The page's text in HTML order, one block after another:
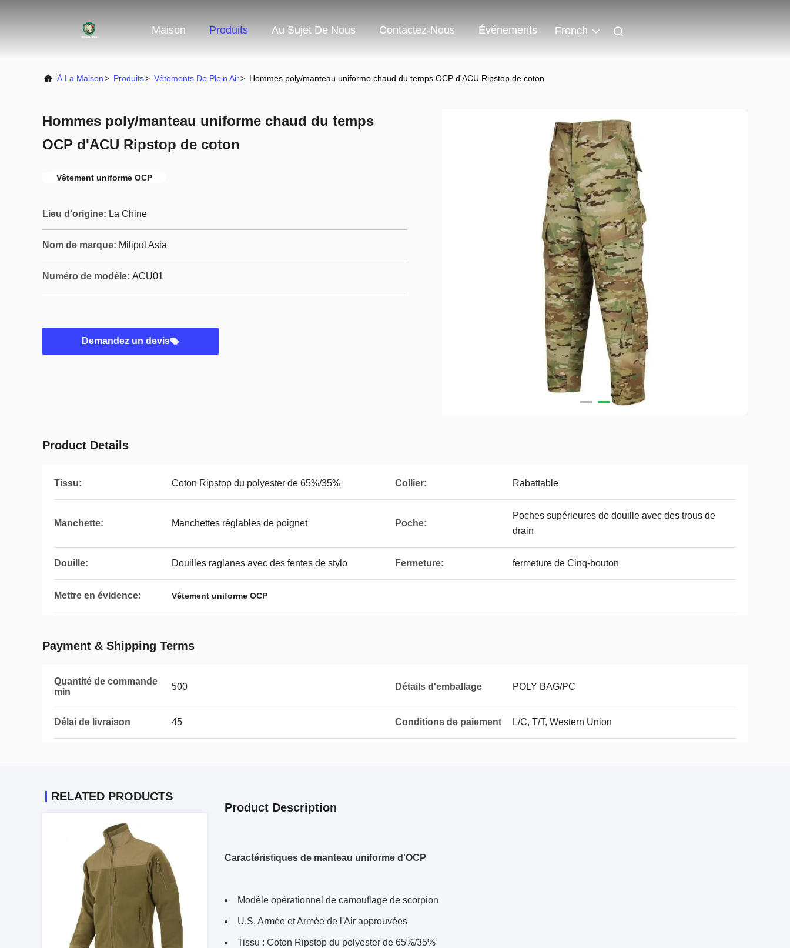
Maison Produits Au Sujet De Nous Contactez-Nous Événements French
À La Maison> Produits> Vêtements De Plein Air> Hommes poly/manteau uniforme chaud du temps OCP d'ACU Ripstop de coton
Hommes poly/manteau uniforme chaud du temps
OCP d'ACU Ripstop de coton
Vêtement uniforme OCP
Lieu d'origine: La Chine
Nom de marque: Milipol Asia
Numéro de modèle: ACU01
Demandez un devis
Product Details
Tissu: Coton Ripstop du polyester de 65%/35% Collier: Rabattable
Manchette: Manchettes réglables de poignet Poche:
Poches supérieures de douille avec des trous de
drain
Douille: Douilles raglanes avec des fentes de stylo Fermeture: fermeture de Cinq-bouton
Mettre en évidence: Vêtement uniforme OCP
Payment & Shipping Terms
Quantité de commande
min
500 Détails d'emballage POLY BAG/PC
Délai de livraison 45 Conditions de paiement L/C, T/T, Western Union
RELATED PRODUCTS
Product Description
Caractéristiques de manteau uniforme d'OCP
Modèle opérationnel de camouflage de scorpion
U.S. Armée et Armée de l'Air approuvées
Tissu : Coton Ripstop du polyester de 65%/35%